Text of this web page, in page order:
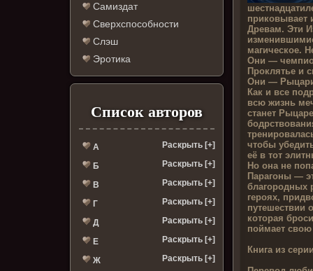
Самиздат
Сверхспособности
Слэш
Эротика
Список авторов
А Раскрыть [+]
Б Раскрыть [+]
В Раскрыть [+]
Г Раскрыть [+]
Д Раскрыть [+]
Е Раскрыть [+]
Ж Раскрыть [+]
приковывает
Древам. Эти
магическое.
Они —
Проклятье и
Они —
Как и все
всю жизнь
станет
чтобы
её в тот
Но она не
Парагоны —
благородных
героях,
путешествии
которая
поймает свою
Книга из